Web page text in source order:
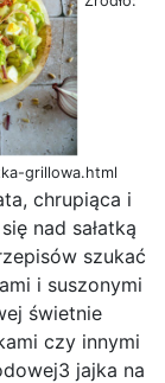
grillowa.html
chrupiąca i
nad sałatką
szukać
i suszonymi
świetnie
czy innymi
jajka na